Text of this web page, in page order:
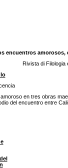
encuentros amorosos,
Rivista di Filologia
en tres obras
del encuentro entre